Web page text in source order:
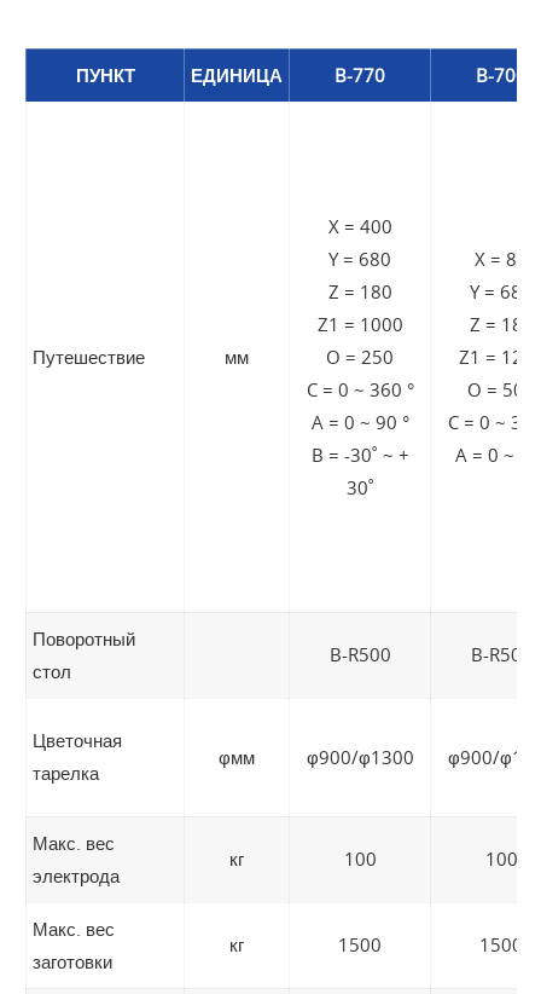
ПУНКТ ЕДИНИЦА B-770 B-700
Путешествие мм
X = 400
Y = 680
Z = 180
Z1 = 1000
O = 250
C = 0 ~ 360 °
A = 0 ~ 90 °
B = -30˚ ~ +
30˚
X = 80
Y = 680
Z = 180
Z1 =
O = 500
C = 0 ~
A = 0 ~
Поворотный
стол
B-R500 B-R500
Цветочная
тарелка
φмм φ900/φ1300 φ900/
Макс. вес
электрода
кг 100 100
Макс. вес
заготовки
кг 1500 1500